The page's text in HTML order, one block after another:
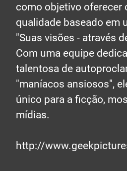
como objetivo oferecer
qualidade baseado em
"Suas visões - através
Com uma equipe
talentosa de
"maníacos ansiosos",
único para a ficção,
mídias.
http://